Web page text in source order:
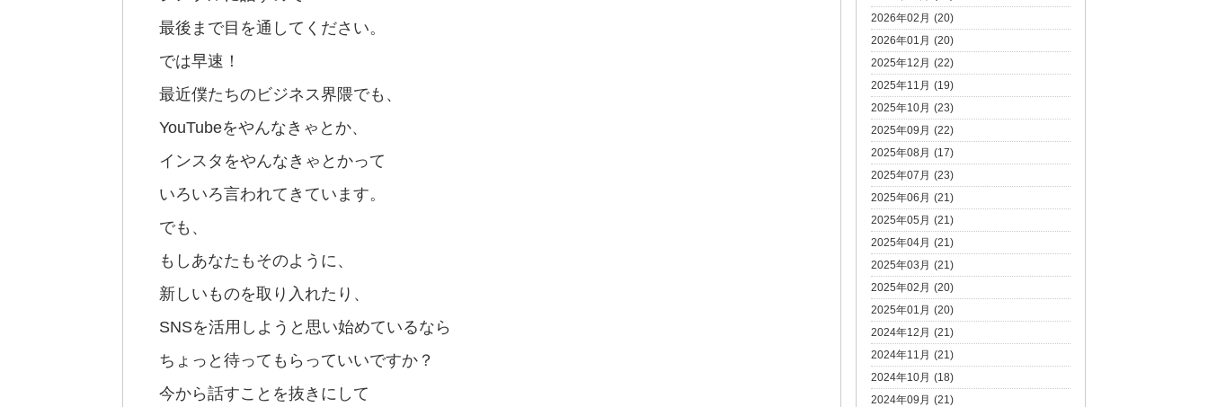
最後まで目を通してください。
では早速！
最近僕たちのビジネス界隈でも、
YouTubeをやんなきゃとか、
インスタをやんなきゃとかって
いろいろ言われてきています。
でも、
もしあなたもそのように、
新しいものを取り入れたり、
SNSを活用しようと思い始めているなら
ちょっと待ってもらっていいですか？
今から話すことを抜きにして
2026年02月 (20)
2026年01月 (20)
2025年12月 (22)
2025年11月 (19)
2025年10月 (23)
2025年09月 (22)
2025年08月 (17)
2025年07月 (23)
2025年06月 (21)
2025年05月 (21)
2025年04月 (21)
2025年03月 (21)
2025年02月 (20)
2025年01月 (20)
2024年12月 (21)
2024年11月 (21)
2024年10月 (18)
2024年09月 (21)